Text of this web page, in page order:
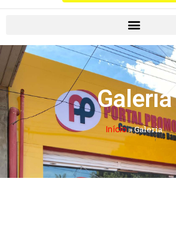
Galeria
Início»Galeria